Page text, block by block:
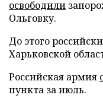
освободили
Ольговку.
До этого
Харьковской
Российская армия
пункта за июль.